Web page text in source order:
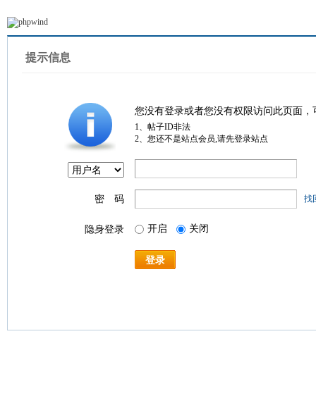
提示信息
您没有登录或者您没有权限访问此页面
1、帖子ID非法
2、您还不是站点会员,请先登录站点
密 码 找
隐身登录 开启 关闭
登录